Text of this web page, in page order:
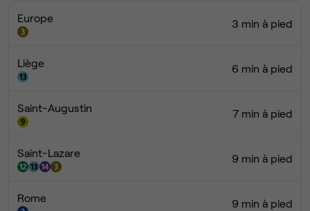
Europe 3 min à pied
Liège 6 min à pied
Saint-Augustin 7 min à pied
Saint-Lazare 9 min à pied
Rome 9 min à pied